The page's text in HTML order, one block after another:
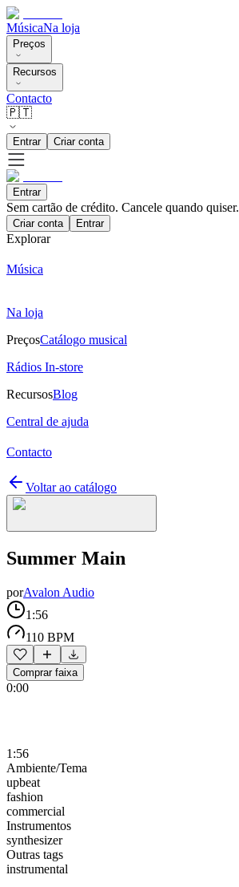
MúsicaNa loja
Preços
Recursos
Contacto
🇵🇹
Entrar Criar conta
Entrar
Sem cartão de crédito. Cancele quando quiser.
Criar conta Entrar
Explorar
Música
Na loja
PreçosCatálogo musical
Rádios In-store
RecursosBlog
Central de ajuda
Contacto
Voltar ao catálogo
Summer Main
porAvalon Audio
1:56
110 BPM
Comprar faixa
0:00
1:56
Ambiente/Tema
upbeat
fashion
commercial
Instrumentos
synthesizer
Outras tags
instrumental